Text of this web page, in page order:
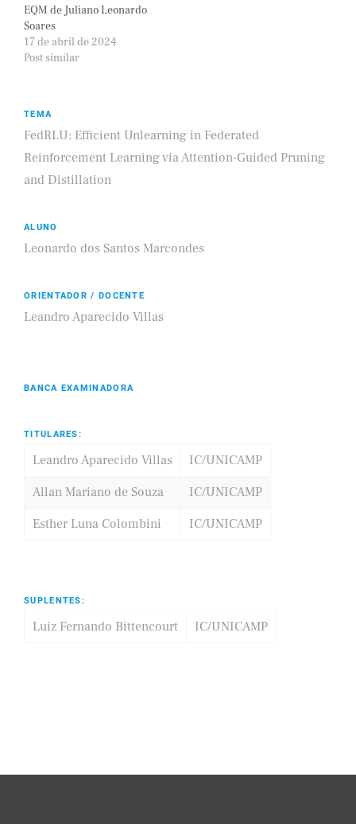
EQM de Juliano Leonardo
Soares
17 de abril de 2024
Post similar
TEMA
FedRLU: Efficient Unlearning in Federated
Reinforcement Learning via Attention-Guided Pruning
and Distillation
ALUNO
Leonardo dos Santos Marcondes
ORIENTADOR / DOCENTE
Leandro Aparecido Villas
BANCA EXAMINADORA
TITULARES:
Leandro Aparecido Villas
IC/UNICAMP
Allan Mariano de Souza
IC/UNICAMP
Esther Luna Colombini
IC/UNICAMP
SUPLENTES:
Luiz Fernando Bittencourt IC/UNICAMP